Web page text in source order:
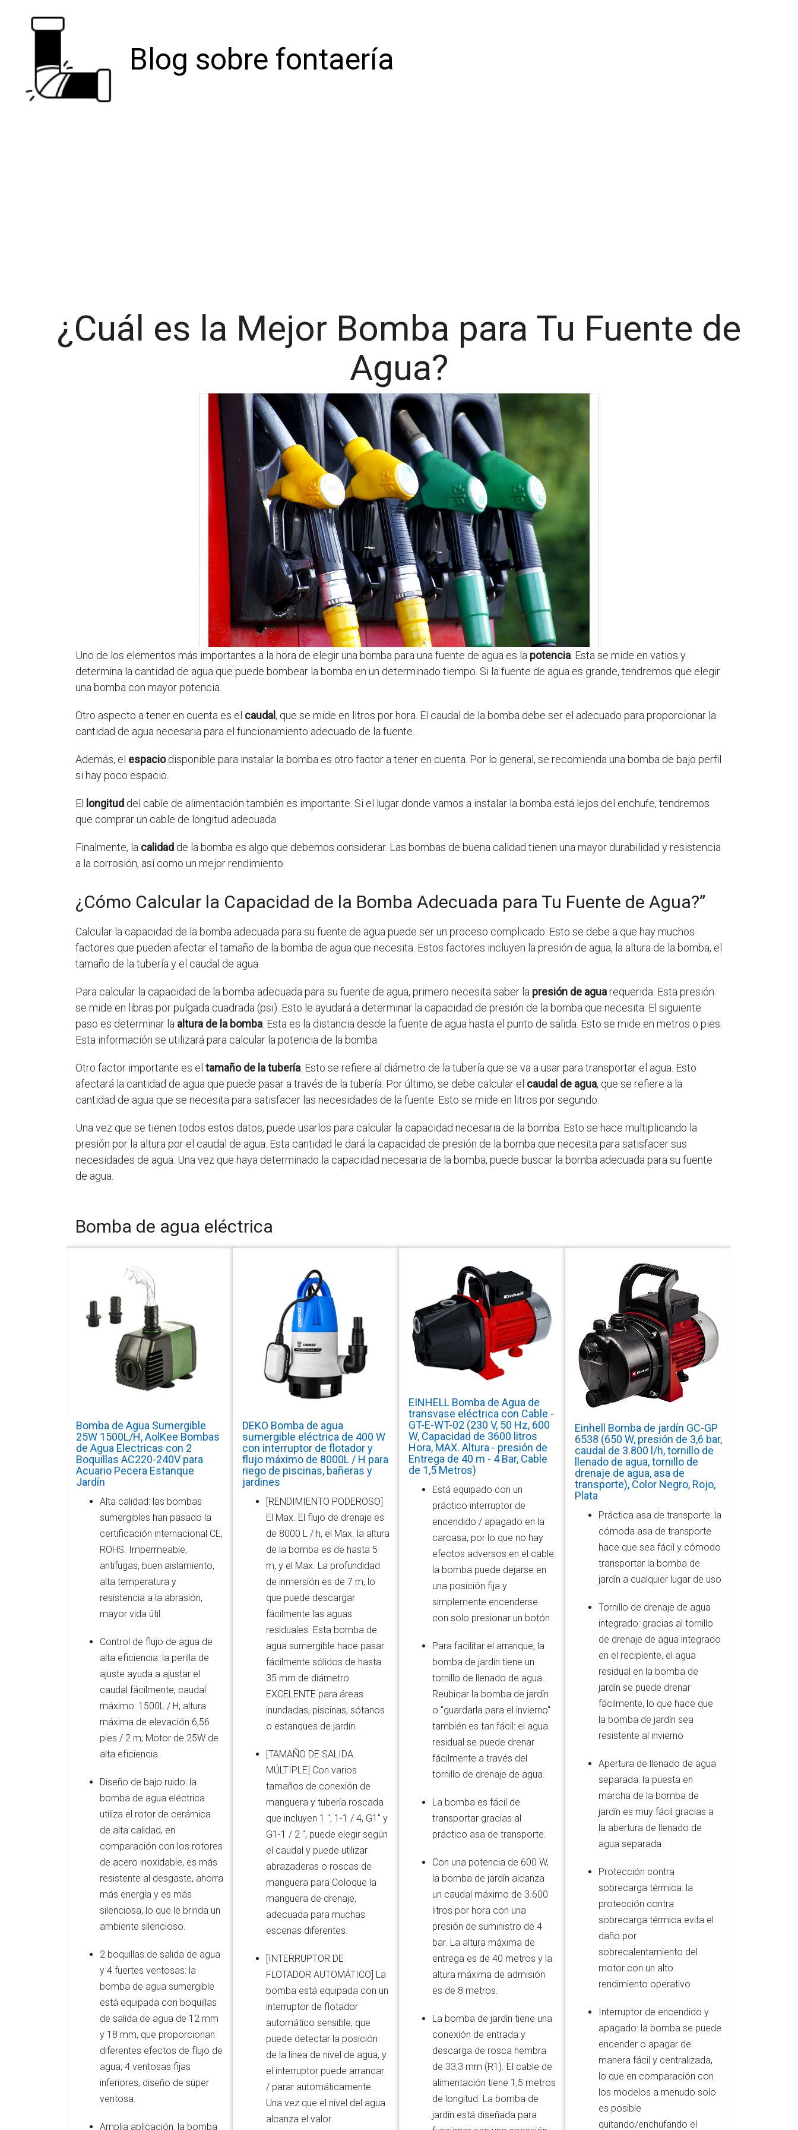
Blog sobre fontaería
¿Cuál es la Mejor Bomba para Tu Fuente de
Agua?
Uno de los elementos más importantes a la hora de elegir una bomba para una fuente de agua es la potencia. Esta se mide en vatios y
determina la cantidad de agua que puede bombear la bomba en un determinado tiempo. Si la fuente de agua es grande, tendremos que elegir
una bomba con mayor potencia.
Otro aspecto a tener en cuenta es el caudal, que se mide en litros por hora. El caudal de la bomba debe ser el adecuado para proporcionar la
cantidad de agua necesaria para el funcionamiento adecuado de la fuente.
Además, el espaciodisponible para instalar la bomba es otro factor a tener en cuenta. Por lo general, se recomienda una bomba de bajo perfil
si hay poco espacio.
El longitud del cable de alimentación también es importante. Si el lugar donde vamos a instalar la bomba está lejos del enchufe, tendremos
que comprar un cable de longitud adecuada.
Finalmente, la calidad de la bomba es algo que debemos considerar. Las bombas de buena calidad tienen una mayor durabilidad y resistencia
a la corrosión, así como un mejor rendimiento.
¿Cómo Calcular la Capacidad de la Bomba Adecuada para Tu Fuente de Agua?”
Calcular la capacidad de la bomba adecuada para su fuente de agua puede ser un proceso complicado. Esto se debe a que hay muchos
factores que pueden afectar el tamaño de la bomba de agua que necesita. Estos factores incluyen la presión de agua, la altura de la bomba, el
tamaño de la tubería y el caudal de agua.
Para calcular la capacidad de la bomba adecuada para su fuente de agua, primero necesita saber la presión de aguarequerida. Esta presión
se mide en libras por pulgada cuadrada (psi). Esto le ayudará a determinar la capacidad de presión de la bomba que necesita. El siguiente
paso es determinar la altura de la bomba. Esta es la distancia desde la fuente de agua hasta el punto de salida. Esto se mide en metros o pies.
Esta información se utilizará para calcular la potencia de la bomba.
Otro factor importante es el tamaño de la tubería. Esto se refiere al diámetro de la tubería que se va a usar para transportar el agua. Esto
afectará la cantidad de agua que puede pasar a través de la tubería. Por último, se debe calcular el caudal de agua, que se refiere a la
cantidad de agua que se necesita para satisfacer las necesidades de la fuente. Esto se mide en litros por segundo.
Una vez que se tienen todos estos datos, puede usarlos para calcular la capacidad necesaria de la bomba. Esto se hace multiplicando la
presión por la altura por el caudal de agua. Esta cantidad le dará la capacidad de presión de la bomba que necesita para satisfacer sus
necesidades de agua. Una vez que haya determinado la capacidad necesaria de la bomba, puede buscar la bomba adecuada para su fuente
de agua.
Bomba de agua eléctrica
Bomba de Agua Sumergible
25W 1500L/H, AolKee Bombas
de Agua Electricas con 2
Boquillas AC220-240V para
Acuario Pecera Estanque
Jardín
Alta calidad: las bombas
sumergibles han pasado la
certificación internacional CE,
ROHS. Impermeable,
antifugas, buen aislamiento,
alta temperatura y
resistencia a la abrasión,
mayor vida útil.
Control de flujo de agua de
alta eficiencia: la perilla de
ajuste ayuda a ajustar el
caudal fácilmente, caudal
máximo: 1500L / H; altura
máxima de elevación 6,56
pies / 2 m; Motor de 25W de
alta eficiencia.
Diseño de bajo ruido: la
bomba de agua eléctrica
utiliza el rotor de cerámica
de alta calidad, en
comparación con los rotores
de acero inoxidable, es más
resistente al desgaste, ahorra
más energía y es más
silenciosa, lo que le brinda un
ambiente silencioso.
2 boquillas de salida de agua
y 4 fuertes ventosas: la
bomba de agua sumergible
está equipada con boquillas
de salida de agua de 12 mm
y 18 mm, que proporcionan
diferentes efectos de flujo de
agua; 4 ventosas fijas
inferiores, diseño de súper
ventosa.
Amplia aplicación: la bomba
DEKO Bomba de agua
sumergible eléctrica de 400 W
con interruptor de flotador y
flujo máximo de 8000L / H para
riego de piscinas, bañeras y
jardines
[RENDIMIENTO PODEROSO]
El Max. El flujo de drenaje es
de 8000 L / h, el Max. la altura
de la bomba es de hasta 5
m, y el Max. La profundidad
de inmersión es de 7 m, lo
que puede descargar
fácilmente las aguas
residuales. Esta bomba de
agua sumergible hace pasar
fácilmente sólidos de hasta
35 mm de diámetro.
EXCELENTE para áreas
inundadas, piscinas, sótanos
o estanques de jardín.
[TAMAÑO DE SALIDA
MÚLTIPLE] Con varios
tamaños de conexión de
manguera y tubería roscada
que incluyen 1 ", 1-1 / 4, G1" y
G1-1 / 2 ", puede elegir según
el caudal y puede utilizar
abrazaderas o roscas de
manguera para Coloque la
manguera de drenaje,
adecuada para muchas
escenas diferentes.
[INTERRUPTOR DE
FLOTADOR AUTOMÁTICO] La
bomba está equipada con un
interruptor de flotador
automático sensible, que
puede detectar la posición
de la línea de nivel de agua, y
el interruptor puede arrancar
/ parar automáticamente.
Una vez que el nivel del agua
alcanza el valor
EINHELL Bomba de Agua de
transvase eléctrica con Cable -
GT-E-WT-02 (230 V, 50 Hz, 600
W, Capacidad de 3600 litros
Hora, MAX. Altura - presión de
Entrega de 40 m - 4 Bar, Cable
de 1,5 Metros)
Está equipado con un
práctico interruptor de
encendido / apagado en la
carcasa, por lo que no hay
efectos adversos en el cable:
la bomba puede dejarse en
una posición fija y
simplemente encenderse
con solo presionar un botón.
Para facilitar el arranque, la
bomba de jardín tiene un
tornillo de llenado de agua.
Reubicar la bomba de jardín
o "guardarla para el invierno"
también es tan fácil: el agua
residual se puede drenar
fácilmente a través del
tornillo de drenaje de agua.
La bomba es fácil de
transportar gracias al
práctico asa de transporte.
Con una potencia de 600 W,
la bomba de jardín alcanza
un caudal máximo de 3.600
litros por hora con una
presión de suministro de 4
bar. La altura máxima de
entrega es de 40 metros y la
altura máxima de admisión
es de 8 metros.
La bomba de jardín tiene una
conexión de entrada y
descarga de rosca hembra
de 33,3 mm (R1). El cable de
alimentación tiene 1,5 metros
de longitud. La bomba de
jardín está diseñada para
Einhell Bomba de jardín GC-GP
6538 (650 W, presión de 3,6 bar,
caudal de 3.800 l/h, tornillo de
llenado de agua, tornillo de
drenaje de agua, asa de
transporte), Color Negro, Rojo,
Plata
Práctica asa de transporte: la
cómoda asa de transporte
hace que sea fácil y cómodo
transportar la bomba de
jardín a cualquier lugar de uso
Tornillo de drenaje de agua
integrado: gracias al tornillo
de drenaje de agua integrado
en el recipiente, el agua
residual en la bomba de
jardín se puede drenar
fácilmente, lo que hace que
la bomba de jardín sea
resistente al invierno
Apertura de llenado de agua
separada: la puesta en
marcha de la bomba de
jardín es muy fácil gracias a
la abertura de llenado de
agua separada
Protección contra
sobrecarga térmica: la
protección contra
sobrecarga térmica evita el
daño por
sobrecalentamiento del
motor con un alto
rendimiento operativo
Interruptor de encendido y
apagado: la bomba se puede
encender o apagar de
manera fácil y centralizada,
lo que en comparación con
los modelos a menudo solo
es posible
quitando/enchufando el